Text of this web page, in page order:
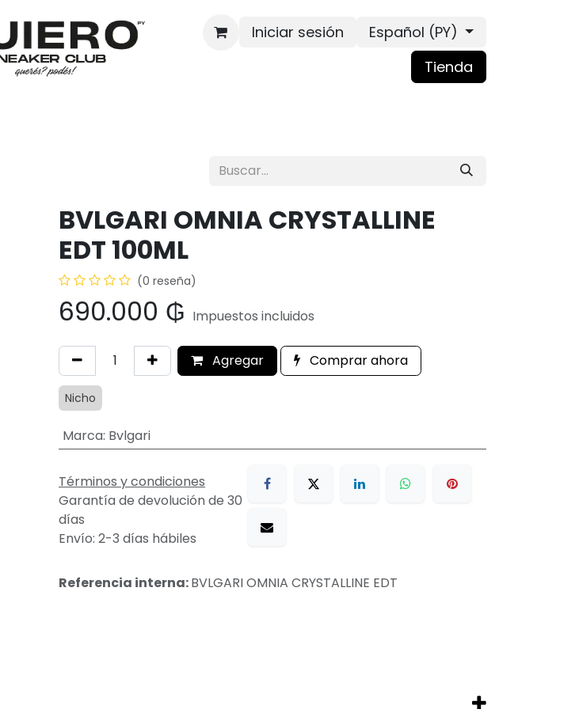
Iniciar sesión
Español (PY)
Tienda
BVLGARI OMNIA CRYSTALLINE
EDT 100ML
(0 reseña)
690.000 ₲ Impuestos incluidos
Agregar Comprar ahora
Nicho
Marca: Bvlgari
Términos y condiciones
Garantía de devolución de 30
días
Envío: 2-3 días hábiles
Referencia interna:BVLGARI OMNIA CRYSTALLINE EDT